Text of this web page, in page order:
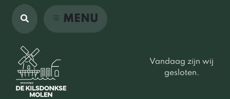
MENU
Vandaag zijn wij
gesloten.